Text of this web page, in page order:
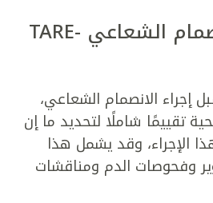
الشعاعي TARE-
إجراء الانصمام الشعاعي،
تقييمًا شاملًا لتحديد ما إن
الإجراء، وقد يشمل هذا
وفحوصات الدم ومناقشات